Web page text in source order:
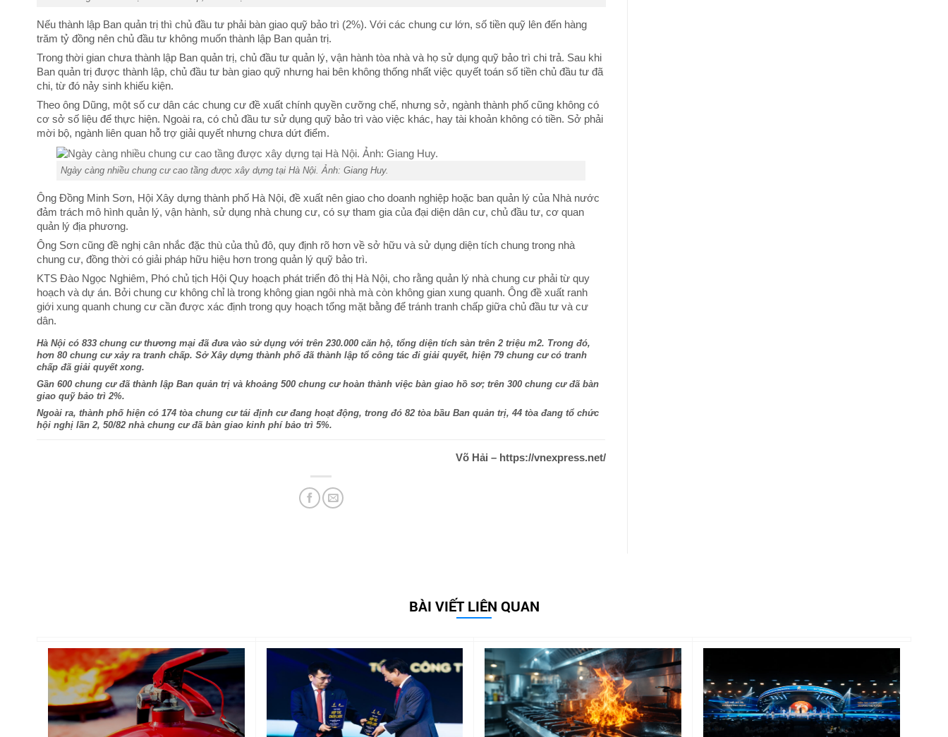
Nếu thành lập Ban quản trị thì chủ đầu tư phải bàn giao quỹ bảo trì (2%). Với các chung cư lớn, số tiền quỹ lên đến hàng
trăm tỷ đồng nên chủ đầu tư không muốn thành lập Ban quản trị.
Trong thời gian chưa thành lập Ban quản trị, chủ đầu tư quản lý, vận hành tòa nhà và họ sử dụng quỹ bảo trì chi trả. Sau khi
Ban quản trị được thành lập, chủ đầu tư bàn giao quỹ nhưng hai bên không thống nhất việc quyết toán số tiền chủ đầu tư đã
chi, từ đó nảy sinh khiếu kiện.
Theo ông Dũng, một số cư dân các chung cư đề xuất chính quyền cưỡng chế, nhưng sở, ngành thành phố cũng không có
cơ sở số liệu để thực hiện. Ngoài ra, có chủ đầu tư sử dụng quỹ bảo trì vào việc khác, hay tài khoản không có tiền. Sở phải
mời bộ, ngành liên quan hỗ trợ giải quyết nhưng chưa dứt điểm.
Ngày càng nhiều chung cư cao tầng được xây dựng tại Hà Nội. Ảnh: Giang Huy.
Ông Đồng Minh Sơn, Hội Xây dựng thành phố Hà Nội, đề xuất nên giao cho doanh nghiệp hoặc ban quản lý của Nhà nước
đảm trách mô hình quản lý, vận hành, sử dụng nhà chung cư, có sự tham gia của đại diện dân cư, chủ đầu tư, cơ quan
quản lý địa phương.
Ông Sơn cũng đề nghị cân nhắc đặc thù của thủ đô, quy định rõ hơn về sở hữu và sử dụng diện tích chung trong nhà
chung cư, đồng thời có giải pháp hữu hiệu hơn trong quản lý quỹ bảo trì.
KTS Đào Ngọc Nghiêm, Phó chủ tịch Hội Quy hoạch phát triển đô thị Hà Nội, cho rằng quản lý nhà chung cư phải từ quy
hoạch và dự án. Bởi chung cư không chỉ là trong không gian ngôi nhà mà còn không gian xung quanh. Ông đề xuất ranh
giới xung quanh chung cư cần được xác định trong quy hoạch tổng mặt bằng để tránh tranh chấp giữa chủ đầu tư và cư
dân.
Hà Nội có 833 chung cư thương mại đã đưa vào sử dụng với trên 230.000 căn hộ, tổng diện tích sàn trên 2 triệu m2. Trong đó,
hơn 80 chung cư xảy ra tranh chấp. Sở Xây dựng thành phố đã thành lập tổ công tác đi giải quyết, hiện 79 chung cư có tranh
chấp đã giải quyết xong.
Gần 600 chung cư đã thành lập Ban quản trị và khoảng 500 chung cư hoàn thành việc bàn giao hồ sơ; trên 300 chung cư đã bàn
giao quỹ bảo trì 2%.
Ngoài ra, thành phố hiện có 174 tòa chung cư tái định cư đang hoạt động, trong đó 82 tòa bầu Ban quản trị, 44 tòa đang tổ chức
hội nghị lần 2, 50/82 nhà chung cư đã bàn giao kinh phí bảo trì 5%.
Võ Hải – https://vnexpress.net/
BÀI VIẾT LIÊN QUAN